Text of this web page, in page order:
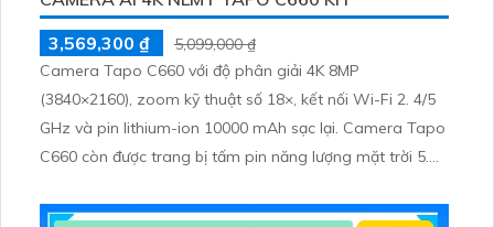
3,569,300 ₫
5,099,000 ₫
Camera Tapo C660 với độ phân giải 4K 8MP
(3840×2160), zoom kỹ thuật số 18×, kết nối Wi-Fi 2. 4/5
GHz và pin lithium-ion 10000 mAh sạc lại. Camera Tapo
C660 còn được trang bị tấm pin năng lượng mặt trời 5.
tiện, lưu trữ thẻ microSD tối đa 512 GB